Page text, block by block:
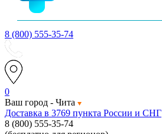
8 (800) 555-35-74
0
Ваш город - Чита
Доставка в 3769 пункта России и СНГ
8 (800) 555-35-74